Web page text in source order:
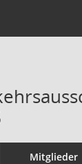
Mitglieder